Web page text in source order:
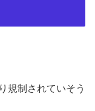
規制されていそう